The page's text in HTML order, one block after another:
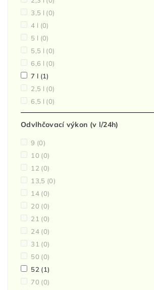
3,5 l (0)
4 l (0)
5 l (0)
5,5 l (0)
6,6 l (0)
7 l (1)
2,5 l (0)
6,5 l (0)
Odvlhčovací výkon (v l/24h)
9 (0)
10 (0)
12 (0)
13,5 (0)
14 (0)
20 (0)
21 (0)
24 (0)
31 (0)
50 (0)
52 (1)
70 (0)